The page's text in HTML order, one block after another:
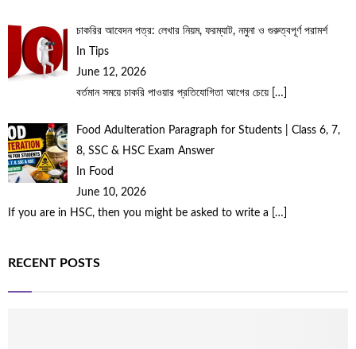
চাকরির আবেদন পত্র: লেখার নিয়ম, ফরম্যাট, নমুনা ও গুরুত্বপূর্ণ পরামর্শ
In Tips
June 12, 2026
বর্তমান সময়ে চাকরি পাওয়ার প্রতিযোগিতা আগের চেয়ে […]
Food Adulteration Paragraph for Students | Class 6, 7,
8, SSC & HSC Exam Answer
In Food
June 10, 2026
If you are in HSC, then you might be asked to write a
[…]
RECENT POSTS